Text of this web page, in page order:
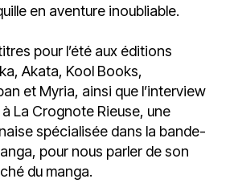
en aventure inoubliable.
pour l’été aux éditions
Akata, Kool Books,
et Myria, ainsi que l’interview
La Crognote Rieuse, une
spécialisée dans la bande-
pour nous parler de son
du manga.